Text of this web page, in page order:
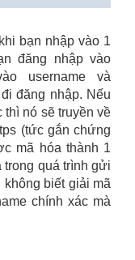
bạn nhập vào 1
đăng nhập vào
username và
đăng nhập. Nếu
thì nó sẽ truyền về
(tức gắn chứng
mã hóa thành 1
quá trình gửi
biết giải mã
chính xác mà